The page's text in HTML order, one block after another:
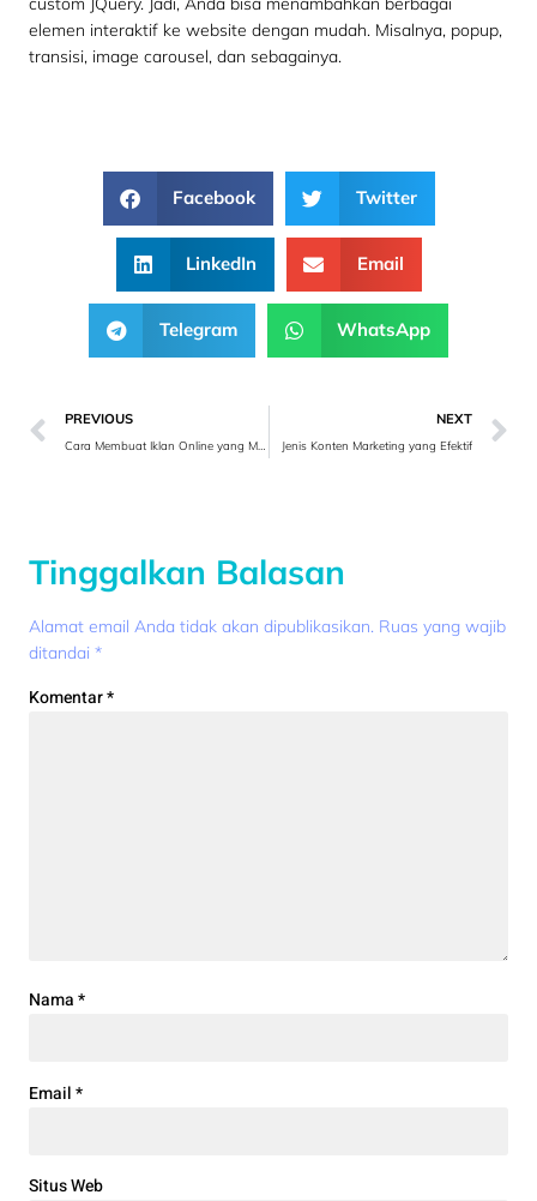
elemen interaktif ke website dengan mudah. Misalnya, popup,
transisi, image carousel, dan sebagainya.
Facebook Twitter
LinkedIn Email
Telegram WhatsApp
PREVIOUS NEXT
Jenis Konten Marketing yang Efektif
Tinggalkan Balasan
Alamat email Anda tidak akan dipublikasikan. Ruas yang wajib
ditandai *
Komentar*
Nama*
Email*
Situs Web